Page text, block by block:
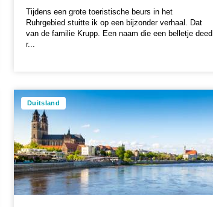
Tijdens een grote toeristische beurs in het
Ruhrgebied stuitte ik op een bijzonder verhaal. Dat
van de familie Krupp. Een naam die een belletje deed
r...
Duitsland